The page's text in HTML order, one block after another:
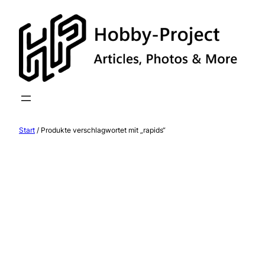
Inhalt
springen
Start / Produkte verschlagwortet mit „rapids“